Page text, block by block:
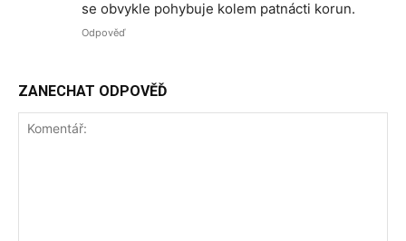
se obvykle pohybuje kolem patnácti korun.
Odpověď
ZANECHAT ODPOVĚĎ